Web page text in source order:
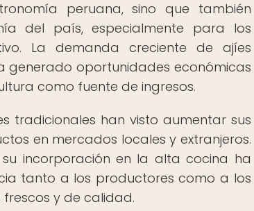
peruana, sino que también
del país, especialmente para los
La demanda creciente de ajíes
generado oportunidades económicas
como fuente de ingresos.
tradicionales han visto aumentar sus
en mercados locales y extranjeros.
incorporación en la alta cocina ha
tanto a los productores como a los
y de calidad.